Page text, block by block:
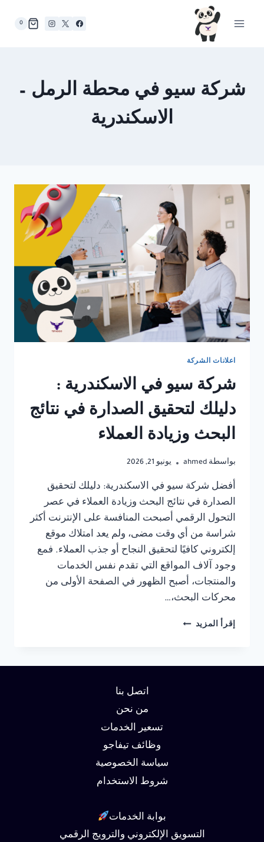
0
شركة سيو في محطة الرمل –
الاسكندرية
اعلانات الشركة
شركة سيو في الاسكندرية :
دليلك لتحقيق الصدارة في نتائج
البحث وزيادة العملاء
بواسطة ahmed يونيو 21, 2026
أفضل شركة سيو في الاسكندرية: دليلك لتحقيق
الصدارة في نتائج البحث وزيادة العملاء في عصر
التحول الرقمي أصبحت المنافسة على الإنترنت أكثر
شراسة من أي وقت مضى، ولم يعد امتلاك موقع
إلكتروني كافيًا لتحقيق النجاح أو جذب العملاء. فمع
وجود آلاف المواقع التي تقدم نفس الخدمات
والمنتجات، أصبح الظهور في الصفحة الأولى من
محركات البحث،…
إقرأ المزيد شركة
اتصل بنا
من نحن
تسعير الخدمات
وظائف تيفاجو
سياسة الخصوصية
شروط الاستخدام
بوابة الخدمات
التسويق الإلكتروني والترويج الرقمي